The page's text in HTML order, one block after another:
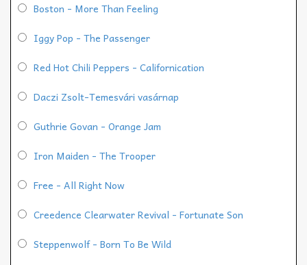
Boston - More Than Feeling
Iggy Pop - The Passenger
Red Hot Chili Peppers - Californication
Daczi Zsolt-Temesvári vasárnap
Guthrie Govan - Orange Jam
Iron Maiden - The Trooper
Free - All Right Now
Creedence Clearwater Revival - Fortunate Son
Steppenwolf - Born To Be Wild